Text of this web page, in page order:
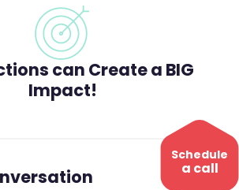
can Create a BIG
Impact!
Schedule
a call